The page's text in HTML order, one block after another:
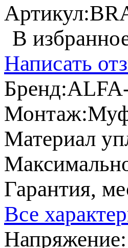
Артикул:
В
Написать
Бренд:
Монтаж:
Материал
Гарантия,
Все
Напряжение: